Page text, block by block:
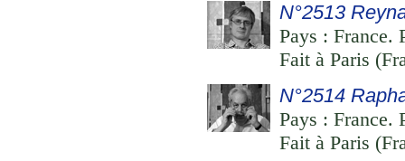
N°2513
Pays : France.
Fait à Paris
N°2514
Pays : France.
Fait à Paris